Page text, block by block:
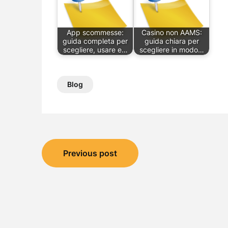
App scommesse:
guida completa per
scegliere, usare e…
Casino non AAMS:
guida chiara per
scegliere in modo…
Blog
Post
navigation
Previous post